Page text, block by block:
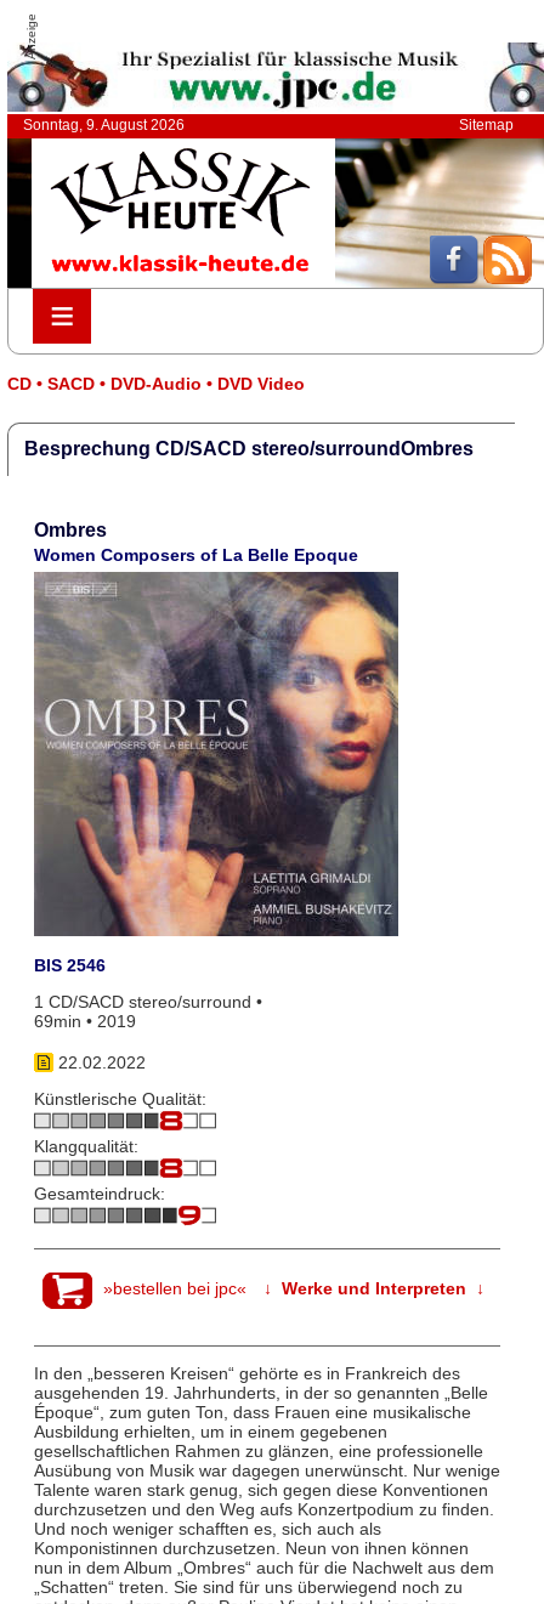
Anzeige
Sonntag, 9. August 2026 Sitemap
≡
≡
CD • SACD • DVD-Audio • DVD Video
Besprechung CD/SACD stereo/surroundOmbres
Ombres
Women Composers of La Belle Epoque
BIS 2546
1 CD/SACD stereo/surround •
69min • 2019
22.02.2022
Künstlerische Qualität:
Klangqualität:
Gesamteindruck:
»bestellen bei jpc« ↓ Werke und Interpreten ↓
In den „besseren Kreisen“ gehörte es in Frankreich des
ausgehenden 19. Jahrhunderts, in der so genannten „Belle
Époque“, zum guten Ton, dass Frauen eine musikalische
Ausbildung erhielten, um in einem gegebenen
gesellschaftlichen Rahmen zu glänzen, eine professionelle
Ausübung von Musik war dagegen unerwünscht. Nur wenige
Talente waren stark genug, sich gegen diese Konventionen
durchzusetzen und den Weg aufs Konzertpodium zu finden.
Und noch weniger schafften es, sich auch als
Komponistinnen durchzusetzen. Neun von ihnen können
nun in dem Album „Ombres“ auch für die Nachwelt aus dem
„Schatten“ treten. Sie sind für uns überwiegend noch zu